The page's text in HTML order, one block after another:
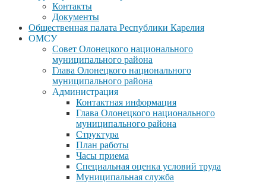
Контакты
Документы
Общественная палата Республики Карелия
ОМСУ
Совет Олонецкого национального
муниципального района
Глава Олонецкого национального
муниципального района
Администрация
Контактная информация
Глава Олонецкого национального
муниципального района
Структура
План работы
Часы приема
Специальная оценка условий труда
Муниципальная служба